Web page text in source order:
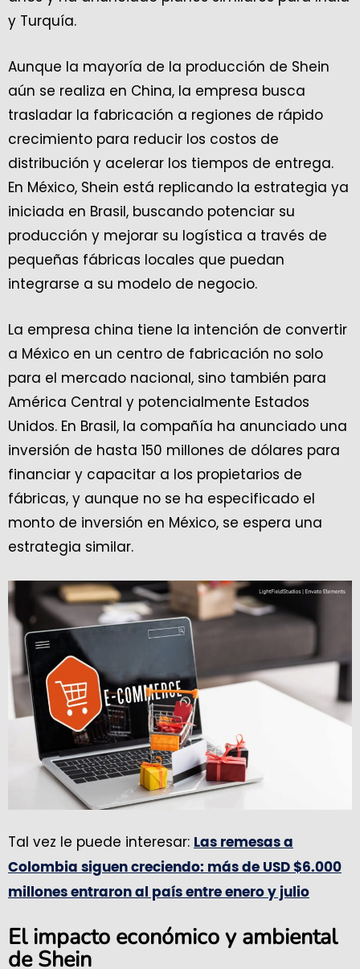
y Turquía.
Aunque la mayoría de la producción de Shein
aún se realiza en China, la empresa busca
trasladar la fabricación a regiones de rápido
crecimiento para reducir los costos de
distribución y acelerar los tiempos de entrega.
En México, Shein está replicando la estrategia ya
iniciada en Brasil, buscando potenciar su
producción y mejorar su logística a través de
pequeñas fábricas locales que puedan
integrarse a su modelo de negocio.
La empresa china tiene la intención de convertir
a México en un centro de fabricación no solo
para el mercado nacional, sino también para
América Central y potencialmente Estados
Unidos. En Brasil, la compañía ha anunciado una
inversión de hasta 150 millones de dólares para
financiar y capacitar a los propietarios de
fábricas, y aunque no se ha especificado el
monto de inversión en México, se espera una
estrategia similar.
Tal vez le puede interesar: Las remesas a
Colombia siguen creciendo: más de USD $6.000
millones entraron al país entre enero y julio
El impacto económico y ambiental
de Shein